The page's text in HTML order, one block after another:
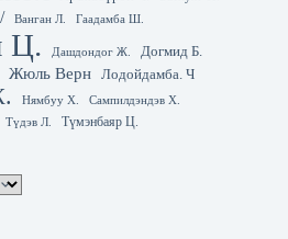
Ванган Л. Гаадамба Ш.
Ц. Дашдондог Ж.
Догмид Б.
Жюль Верн Лодойдамба. Ч
Нямбуу Х. Сампилдэндэв Х.
Түдэв Л. Түмэнбаяр Ц.